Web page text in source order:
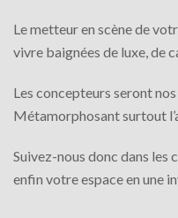
Le metteur en scène de
vivre baignées de luxe, de
Les concepteurs seront
Métamorphosant surtout
Suivez-nous donc dans les
enfin votre espace en une